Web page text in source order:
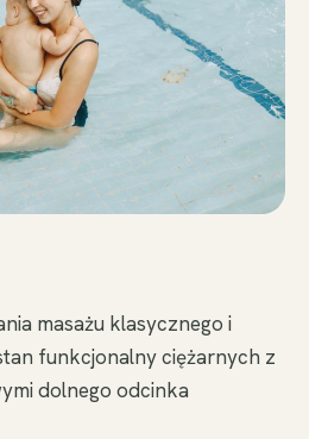
masażu klasycznego i
funkcjonalny ciężarnych z
dolnego odcinka